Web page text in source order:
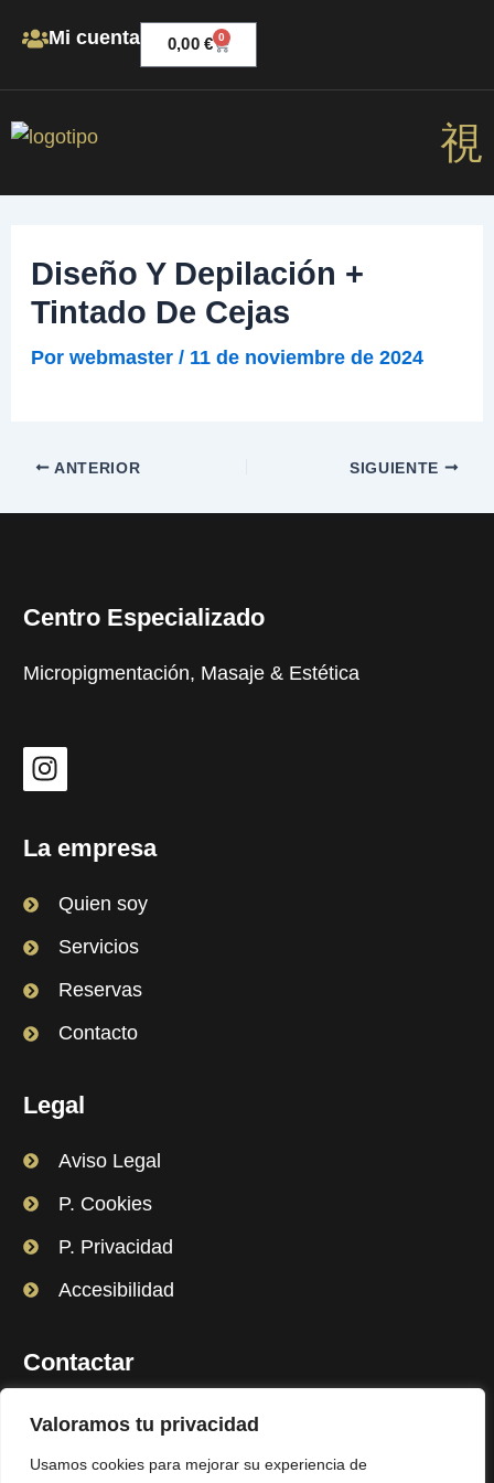
Valoramos tu privacidad
Usamos cookies para mejorar su experiencia de
Mi cuenta 0,00 € 0
CARRITO
Diseño Y Depilación +
Tintado De Cejas
Por webmaster / 11 de noviembre de 2024
ANTERIOR SIGUIENTE
Centro Especializado
Micropigmentación, Masaje & Estética
I
n
t
g
m
La empresa
Quien soy
Servicios
Reservas
Contacto
Legal
Aviso Legal
P. Cookies
P. Privacidad
Accesibilidad
Contactar
gabrielareveron30@gmail.com
+34 638 254 825